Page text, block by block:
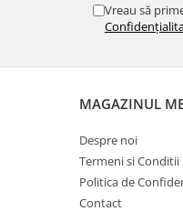
Vreau să
MAGAZINUL
Despre noi
Termeni si Conditii
Politica de
Contact